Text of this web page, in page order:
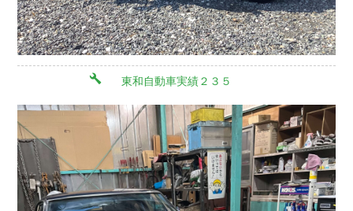
東和自動車実績２３５